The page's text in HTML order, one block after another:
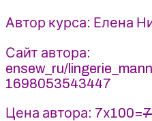
Никитина
Автор курса: Елена
Сайт автора:
ensew_ru/
1698053543447
Цена автора: 7х100=